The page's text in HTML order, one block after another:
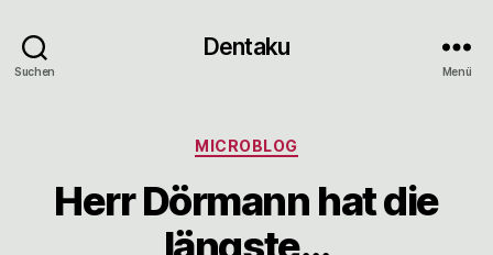
Suchen
Dentaku
Menü
Kategorien
MICROBLOG
Herr Dörmann hat die